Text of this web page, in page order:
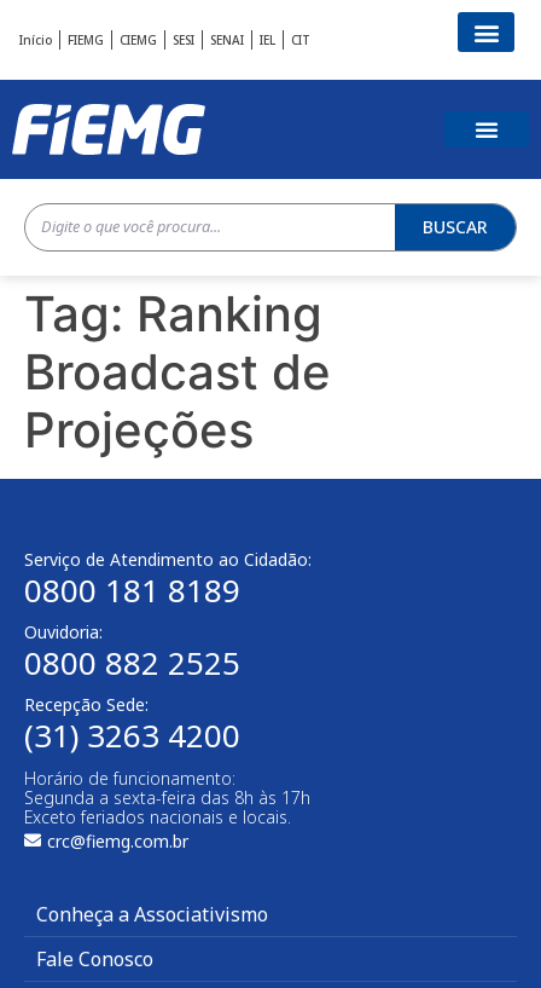
Início FIEMG CIEMG SESI SENAI IEL CIT
BUSCAR
Tag: Ranking
Broadcast de
Projeções
Serviço de Atendimento ao Cidadão:
0800 181 8189
Ouvidoria:
0800 882 2525
Recepção Sede:
(31) 3263 4200
Horário de funcionamento:
Segunda a sexta-feira das 8h às 17h
Exceto feriados nacionais e locais.
crc@fiemg.com.br
Conheça a Associativismo
Fale Conosco